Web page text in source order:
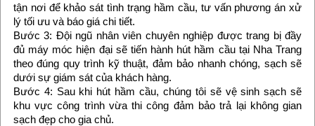
tận nơi để khảo sát tình trạng hầm cầu, tư vấn phương án xử
lý tối ưu và báo giá chi tiết.
Bước 3: Đội ngũ nhân viên chuyên nghiệp được trang bị đầy
đủ máy móc hiện đại sẽ tiến hành hút hầm cầu tại Nha Trang
theo đúng quy trình kỹ thuật, đảm bảo nhanh chóng, sạch sẽ
dưới sự giám sát của khách hàng.
Bước 4: Sau khi hút hầm cầu, chúng tôi sẽ vệ sinh sạch sẽ
khu vực công trình vừa thi công đảm bảo trả lại không gian
sạch đẹp cho gia chủ.